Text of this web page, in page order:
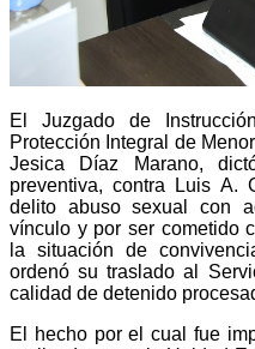
El Juzgado de
Protección Integral de
Jesica Díaz Marano,
preventiva, contra Luis A.
delito abuso sexual con
vínculo y por ser cometido
la situación de
ordenó su traslado al
calidad de detenido
El hecho por el cual fue